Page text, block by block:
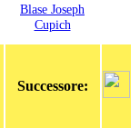
Blase Joseph
Cupich
Successore: